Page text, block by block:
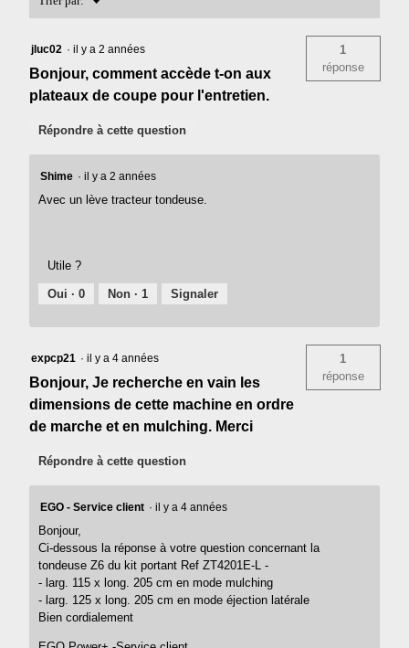
Z6
CM
COUPE
(KIT)
jluc02 · il y a 2 années
Bonjour, comment accède t-on aux
plateaux de coupe pour l'entretien.
1
réponse
Répondre à cette question
Shime · il y a 2 années
Avec un lève tracteur tondeuse.
Utile ?
Oui ·0 Non · 1 Signaler
expcp21 · il y a 4 années
Bonjour, Je recherche en vain les
dimensions de cette machine en ordre
de marche et en mulching. Merci
1
réponse
Répondre à cette question
EGO - Service client · il y a 4 années
Bonjour,
Ci-dessous la réponse à votre question concernant la
tondeuse Z6 du kit portant Ref ZT4201E-L -
- larg. 115 x long. 205 cm en mode mulching
- larg. 125 x long. 205 cm en mode éjection latérale
Bien cordialement